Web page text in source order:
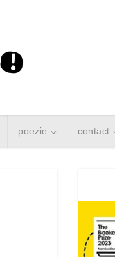
poezie contact